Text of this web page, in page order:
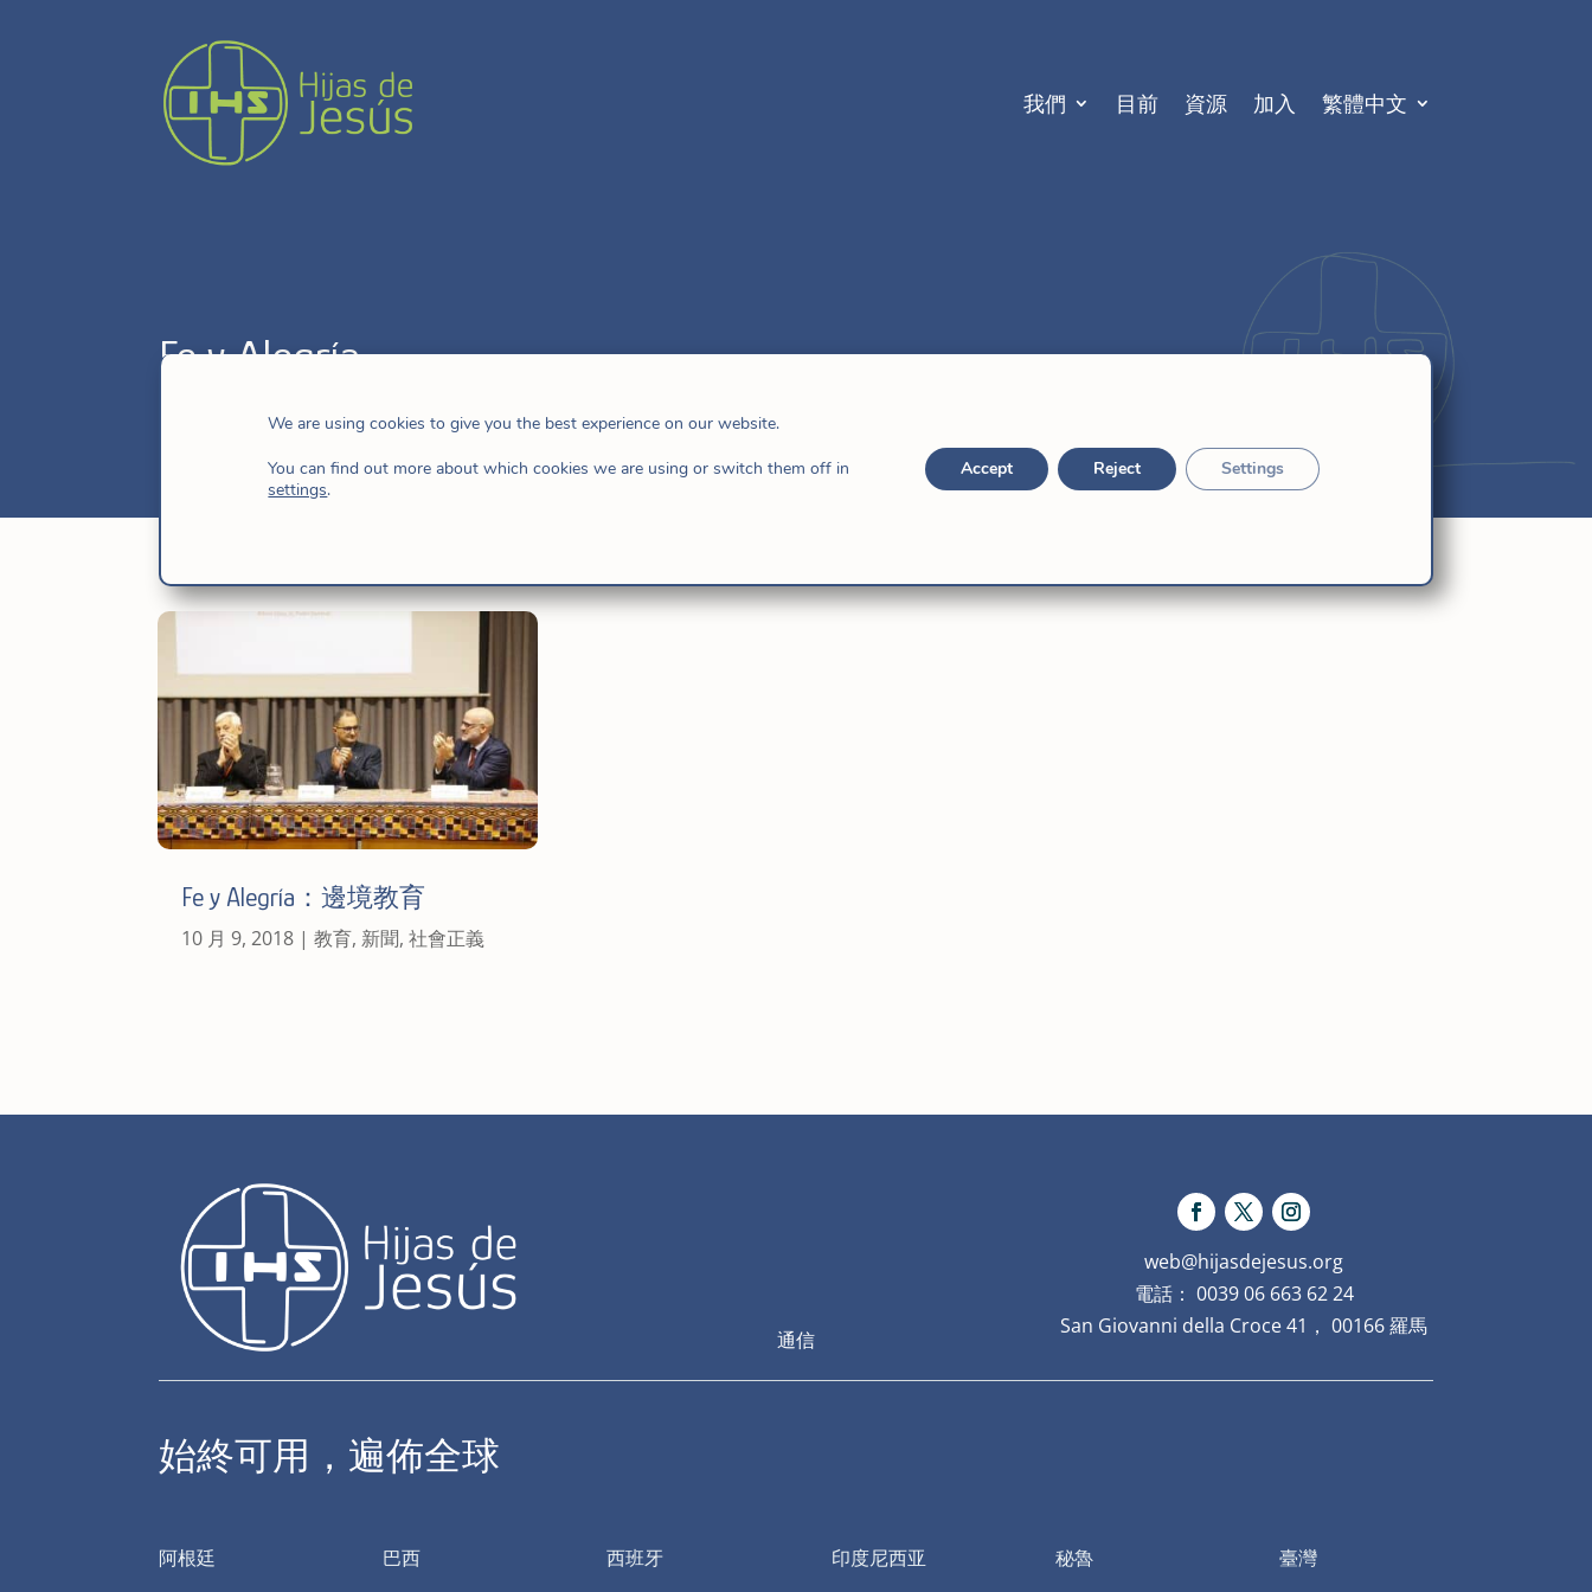
我們 目前 資源 加入 繁體中文
Fe y Alegría
Fe y Alegría：邊境教育
10 月 9, 2018 |教育, 新聞,社會正義
通信
web@hijasdejesus.org
電話： 0039 06 663 62 24
San Giovanni della Croce 41， 00166 羅馬
始終可用，遍佈全球
阿根廷
巴西
西班牙
印度尼西亚
秘魯
臺灣
We are using cookies to give you the best experience on our website.
You can find out more about which cookies we are using or switch them off in
settings.
Accept Reject Settings